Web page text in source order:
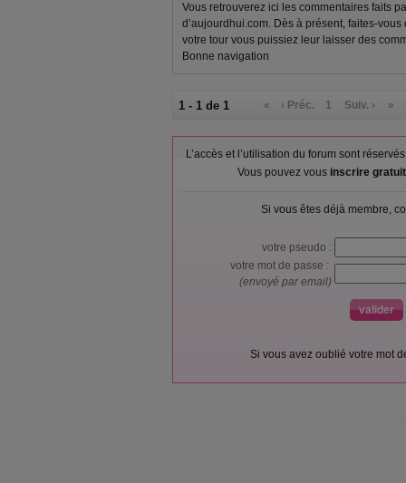
Vous retrouverez ici les commentaires faits
d’aujourdhui.com. Dès à présent, faites-
votre tour vous puissiez leur laisser des
Bonne navigation
1 - 1 de 1 « ‹ Préc. 1 Suiv. › »
L’accès et l’utilisation du forum sont
Vous pouvez vous inscrire
Si vous êtes déjà membre,
votre pseudo :
votre mot de passe :
(envoyé par email)
Si vous avez oublié votre mot